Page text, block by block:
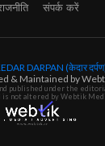
संपर्क करें
DARPAN (केदार
& Maintained by
published under the
is not altered by Webtik